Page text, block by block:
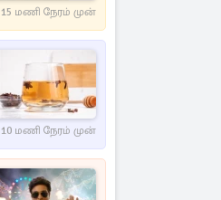
15 மணி நேரம் முன்
10 மணி நேரம் முன்